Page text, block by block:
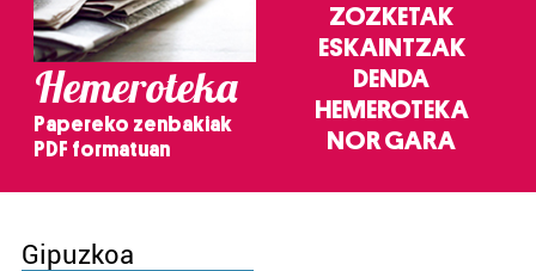
Hemeroteka
Papereko zenbakiak
PDF formatuan
ZOZKETAK
ESKAINTZAK
DENDA
HEMEROTEKA
NOR GARA
Gipuzkoa